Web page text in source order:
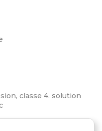
classe 4, solution